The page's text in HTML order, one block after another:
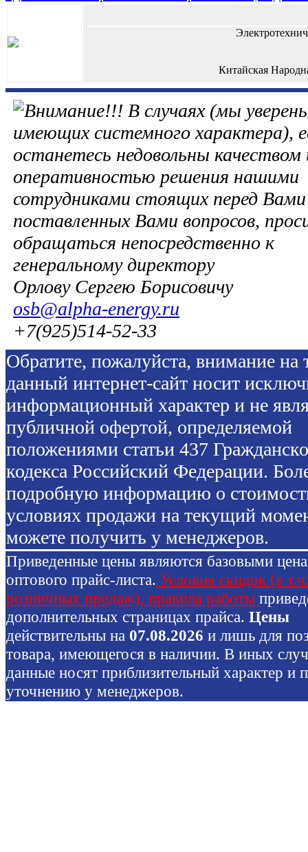
Китайская
В случаях (мы
имеющих системного характера),
останетесь недовольны качеством
оперативностью решения нашими
сотрудниками стоящих перед Вами
поставленных Вами вопросов,
обращаться непосредственно к
генеральному директору
Орлову Сергею Борисовичу
osb@alpha-energy.ru
+7(925)514-52-33
Обратите, пожалуйста, внимание на
данный интернет-сайт носит
информационный характер и не
публичной офертой, определяемой
положениями статьи 437
кодекса Российский Федерации.
подробную информацию о
условиях продажи на текущий
можете получить у менеджеров.
Приведенные цены являются базовыми
оптового прайс-листа. Условия скидок (в
розничных продаж), правила работы
дополнительных страницах прайса. Цены
действительны на 07.08.2026 и лишь для
товара, имеющегося в наличии. В иных
данные носят приблизительный характер и
уточнению у менеджеров.